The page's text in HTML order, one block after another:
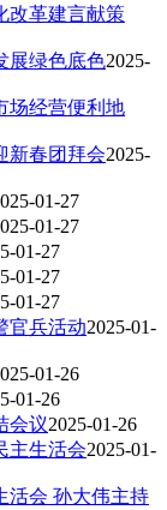
改革建言献策
展绿色底色2025-
场经营便利地
新春团拜会2025-
01-27
01-27
01-27
01-27
01-27
官兵活动2025-01-
01-26
01-26
会议2025-01-26
主生活会2025-01-
活会 孙大伟主持